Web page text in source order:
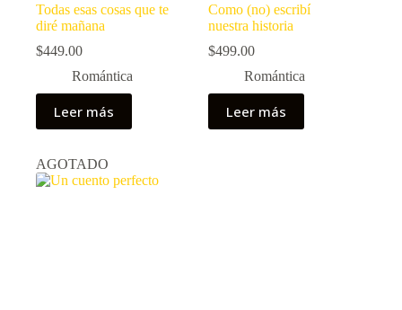
Todas esas cosas que te
diré mañana
$449.00
Romántica
Leer más
Como (no) escribí
nuestra historia
$499.00
Romántica
Leer más
AGOTADO